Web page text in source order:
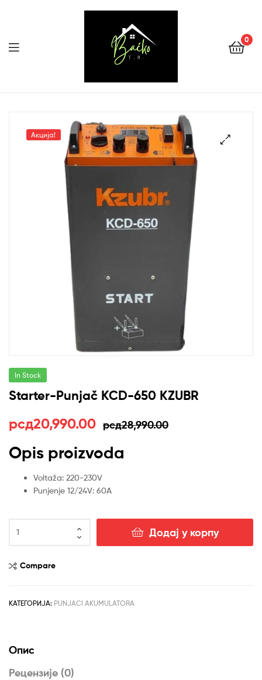
Backo
Sombor
0
Menu
Акција!
In Stock
Starter-Punjač KCD-650 KZUBR
рсд28,990.00
Оригинална
цена
била:
рсд20,990.00
Тренутна
цена
је:
рсд20,990.00.
Opis proizvoda
Voltaža: 220-230V
Punjenje 12/24V: 60A
Punjač
650
Додај у корпу
Compare
КАТЕГОРИЈА: PUNJACI AKUMULATORA
Опис
Рецензије (0)